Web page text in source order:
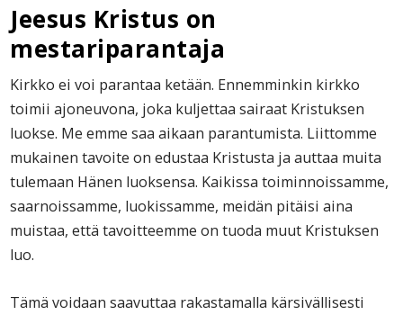
Jeesus Kristus on
mestariparantaja
Kirkko ei voi parantaa ketään. Ennemminkin kirkko
toimii ajoneuvona, joka kuljettaa sairaat Kristuksen
luokse. Me emme saa aikaan parantumista. Liittomme
mukainen tavoite on edustaa Kristusta ja auttaa muita
tulemaan Hänen luoksensa. Kaikissa toiminnoissamme,
saarnoissamme, luokissamme, meidän pitäisi aina
muistaa, että tavoitteemme on tuoda muut Kristuksen
luo.
Tämä voidaan saavuttaa rakastamalla kärsivällisesti